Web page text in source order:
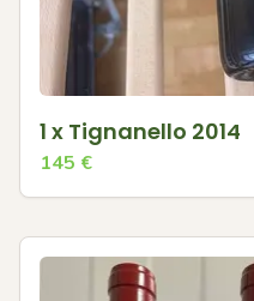
1 x Tignanello 2014
145 €